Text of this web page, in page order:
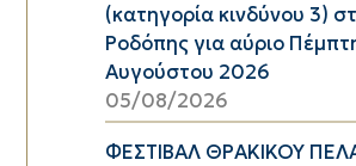
(κατηγορία κινδύνου 3)
Ροδόπης για αύριο
Αυγούστου 2026
05/08/2026
ΦΕΣΤΙΒΑΛ ΘΡΑΚΙΚΟΥ